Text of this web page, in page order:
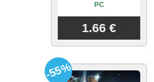
PC
1.66 €
-55%